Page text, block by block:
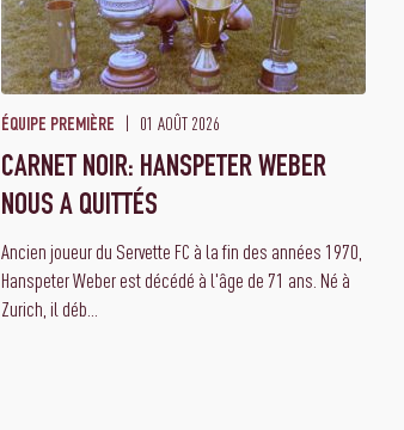
ÉQUIPE PREMIÈRE 01 AOÛT 2026
CARNET NOIR: HANSPETER WEBER
NOUS A QUITTÉS
Ancien joueur du Servette FC à la fin des années 1970,
Hanspeter Weber est décédé à l'âge de 71 ans. Né à
Zurich, il déb...